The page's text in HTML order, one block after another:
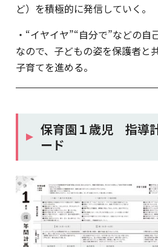
ど）を積極的に発信していく。
・“イヤイヤ”“自分で”などの
なので、子どもの姿を保護者と
子育てを進める。
保育園１歳児 指導
ード